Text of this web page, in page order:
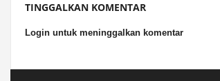
TINGGALKAN KOMENTAR
Login untuk meninggalkan komentar